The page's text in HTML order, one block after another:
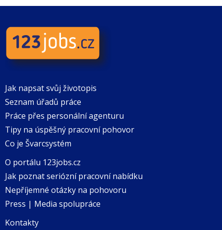
Jak napsat svůj životopis
Seznam úřadů práce
Práce přes personální agenturu
Tipy na úspěšný pracovní pohovor
Co je Švarcsystém
O portálu 123jobs.cz
Jak poznat seriózní pracovní nabídku
Nepříjemné otázky na pohovoru
Press | Media spolupráce
Kontakty